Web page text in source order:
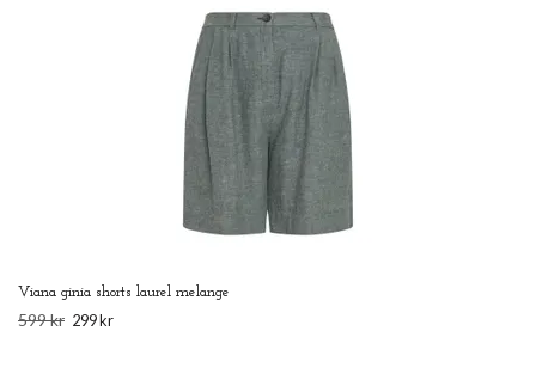
Viana ginia shorts laurel melange
599 kr 299 kr